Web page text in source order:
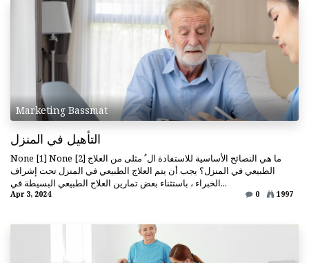
Marketing Bassmat
التأهيل في المنزل
None [1] None [2] ما هي النصائح الأساسية للاستفادة ال ُ مثلى من العلاج
الطبيعي في المنزل؟ يجب أن يتم العلاج الطبيعي في المنزل تحت إشراف
الخبراء ، باستثناء بعض تمارين العلاج الطبيعي البسيطة في...
Apr 3, 2024 0 1997